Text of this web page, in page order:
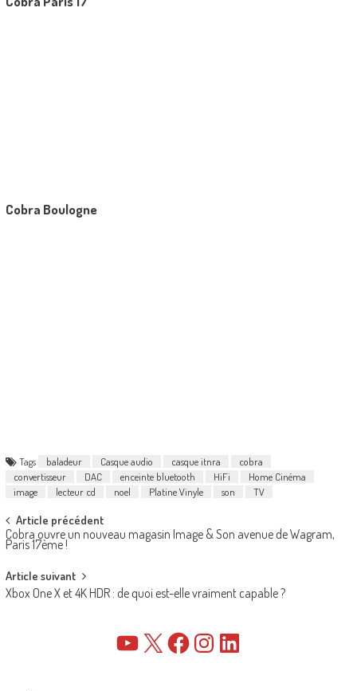
Cobra Boulogne
Tags baladeur Casque audio casque itnra
cobra
convertisseur
DAC enceinte bluetooth HiFi
Home Cinéma
image
lecteur cd noel Platine Vinyle son TV
Post
navigation
Article précédent
Cobra ouvre un nouveau magasin Image & Son avenue de Wagram,
Paris 17ème !
Article suivant
Xbox One X et 4K HDR : de quoi est-elle vraiment capable ?
YouTube FacebookInstagramLinkedIn